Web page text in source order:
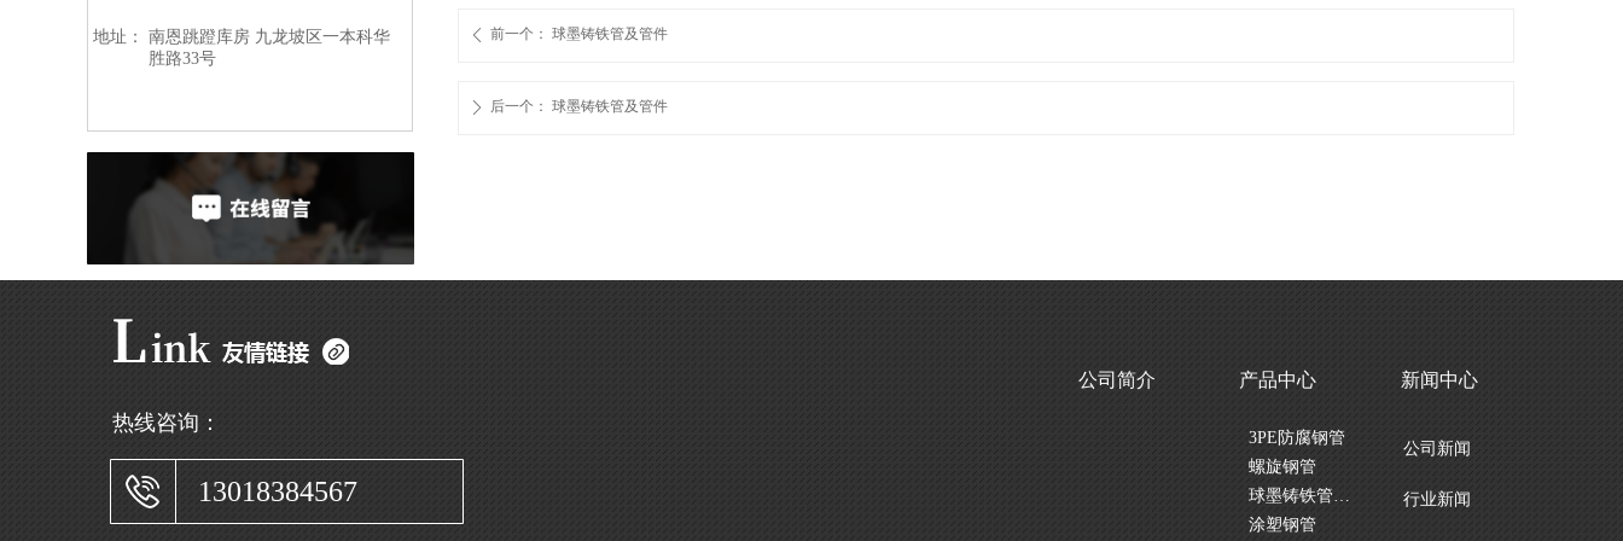
地址：
南恩跳蹬库房 九龙坡区一本科华
胜路33号
ꄴ 前一个： 球墨铸铁管及管件
ꄲ 后一个： 球墨铸铁管及管件
热线咨询：
13018384567
公司简介 产品中心 新闻中心
3PE防腐钢管
螺旋钢管
球墨铸铁管及管件
涂塑钢管
公司新闻
行业新闻